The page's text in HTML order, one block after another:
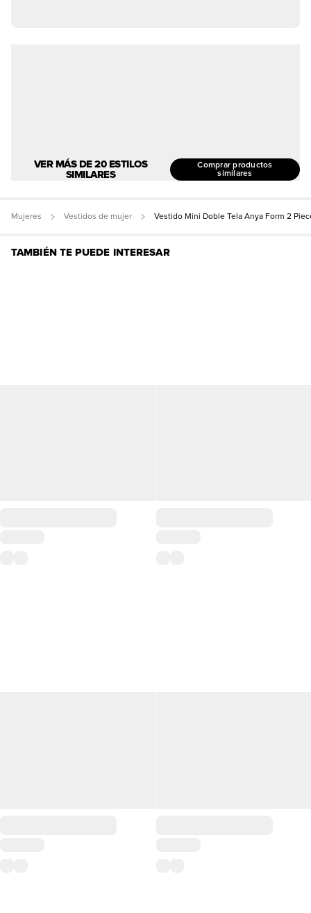
VER MÁS DE 20 ESTILOS
SIMILARES
Comprar productos
similares
Mujeres Vestidos de mujer Vestido Mini Doble Tela Anya Form 2
TAMBIÉN TE PUEDE INTERESAR